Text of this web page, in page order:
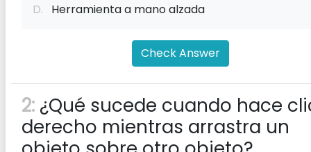
D. Herramienta a mano alzada
Check Answer
2: ¿Qué sucede cuando hace
derecho mientras arrastra un